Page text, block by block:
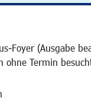
Foyer (Ausgabe
ohne Termin